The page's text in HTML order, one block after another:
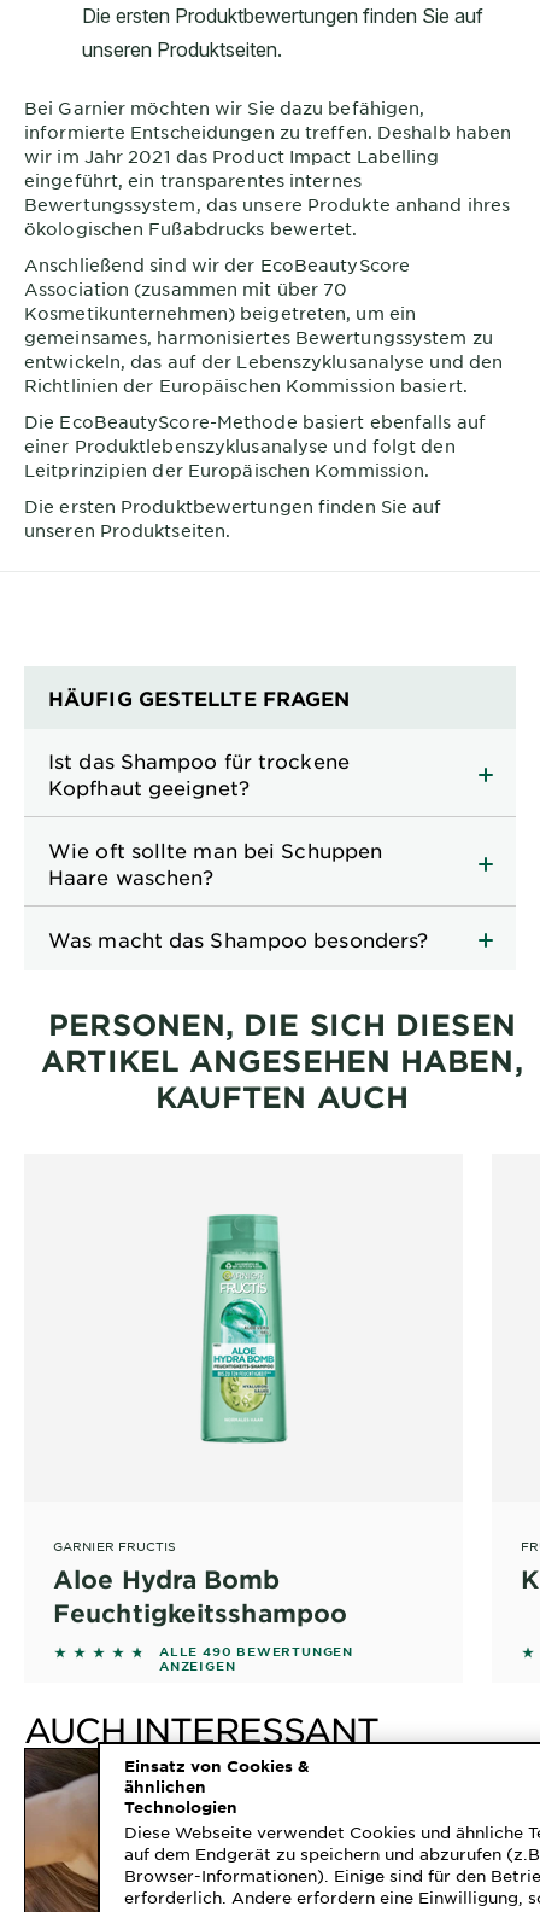
Bei Garnier möchten wir Sie dazu befähigen,
informierte Entscheidungen zu treffen. Deshalb haben
wir im Jahr 2021 das Product Impact Labelling
eingeführt, ein transparentes internes
Bewertungssystem, das unsere Produkte anhand ihres
ökologischen Fußabdrucks bewertet.
Anschließend sind wir der EcoBeautyScore
Association (zusammen mit über 70
Kosmetikunternehmen) beigetreten, um ein
gemeinsames, harmonisiertes Bewertungssystem zu
entwickeln, das auf der Lebenszyklusanalyse und den
Richtlinien der Europäischen Kommission basiert.
Die EcoBeautyScore-Methode basiert ebenfalls auf
einer Produktlebenszyklusanalyse und folgt den
Leitprinzipien der Europäischen Kommission.
Die ersten Produktbewertungen finden Sie auf
unseren Produktseiten.
HÄUFIG GESTELLTE FRAGEN
Ist das Shampoo für trockene
Kopfhaut geeignet?
Wie oft sollte man bei Schuppen
Haare waschen?
Was macht das Shampoo besonders?
PERSONEN, DIE SICH DIESEN
ARTIKEL ANGESEHEN HABEN,
KAUFTEN AUCH
GARNIER FRUCTIS
Aloe Hydra Bomb
Feuchtigkeitsshampoo
4.5429 out of 5 stars based on reviews
ALLE 490 BEWERTUNGEN
ANZEIGEN
AUCH INTERESSANT
Einsatz von Cookies &
ähnlichen
Technologien
Diese Webseite verwendet Cookies und ähnliche
auf dem Endgerät zu speichern und abzurufen
Browser-Informationen). Einige sind für den
erforderlich. Andere erfordern eine Einwilligung,